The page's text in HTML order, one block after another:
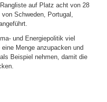
auf Platz acht von 28
Schweden, Portugal,
und Energiepolitik viel
Menge anzupacken und
Beispiel nehmen, damit die